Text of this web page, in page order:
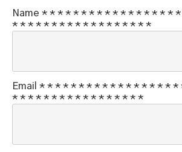
Name * * * * * * * * * * * * * * * * * *
* * * * * * * * * * * * * * * * * *
Email * * * * * * * * * * * * * * * * * *
* * * * * * * * * * * * * * * * *